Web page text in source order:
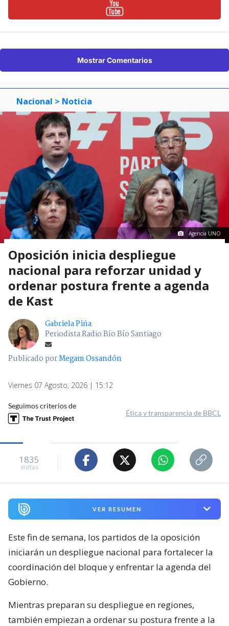
Mostrar Comentarios
Nacional > Noticia
Agencia UNO
Oposición inicia despliegue
nacional para reforzar unidad y
ordenar postura frente a agenda
de Kast
Gabriela Piña
Periodista Radio Bío Bío Santiago
Publicado porMegam Ossandón
Viernes 07 Agosto, 2026 | 15:12
Seguimos criterios de
Ética y transparencia de BBCL
1835
visitas
VER RESUMEN
Este fin de semana, los partidos de la oposición
iniciarán un despliegue nacional para fortalecer la
coordinación del bloque y enfrentar la agenda del
Gobierno.
Mientras preparan su despliegue en regiones,
también empiezan a ordenar su postura frente a la